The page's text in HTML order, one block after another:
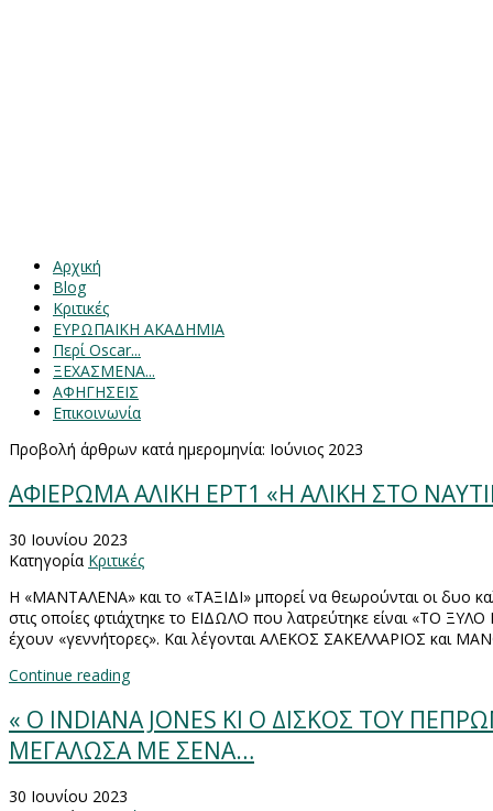
Αρχική
Blog
Κριτικές
ΕΥΡΩΠΑΙΚΗ ΑΚΑΔΗΜΙΑ
Περί Oscar...
ΞΕΧΑΣΜΕΝΑ...
ΑΦΗΓΗΣΕΙΣ
Επικοινωνία
Προβολή άρθρων κατά ημερομηνία: Ιούνιος 2023
ΑΦΙΕΡΩΜΑ ΑΛΙΚΗ ΕΡΤ1 «Η ΑΛΙΚΗ ΣΤΟ
30 Ιουνίου 2023
Κατηγορία Κριτικές
Η «ΜΑΝΤΑΛΕΝΑ» και το «ΤΑΞΙΔΙ» μπορεί να θεωρούνται οι δυο
στις οποίες φτιάχτηκε το ΕΙΔΩΛΟ που λατρεύτηκε είναι «ΤΟ
έχουν «γεννήτορες». Και λέγονται ΑΛΕΚΟΣ ΣΑΚΕΛΛΑΡΙΟΣ και
Continue reading
« Ο INDIANA JONES KI O ΔΙΣΚΟΣ ΤΟΥ
ΜΕΓΑΛΩΣΑ ΜΕ ΣΕΝΑ…
30 Ιουνίου 2023